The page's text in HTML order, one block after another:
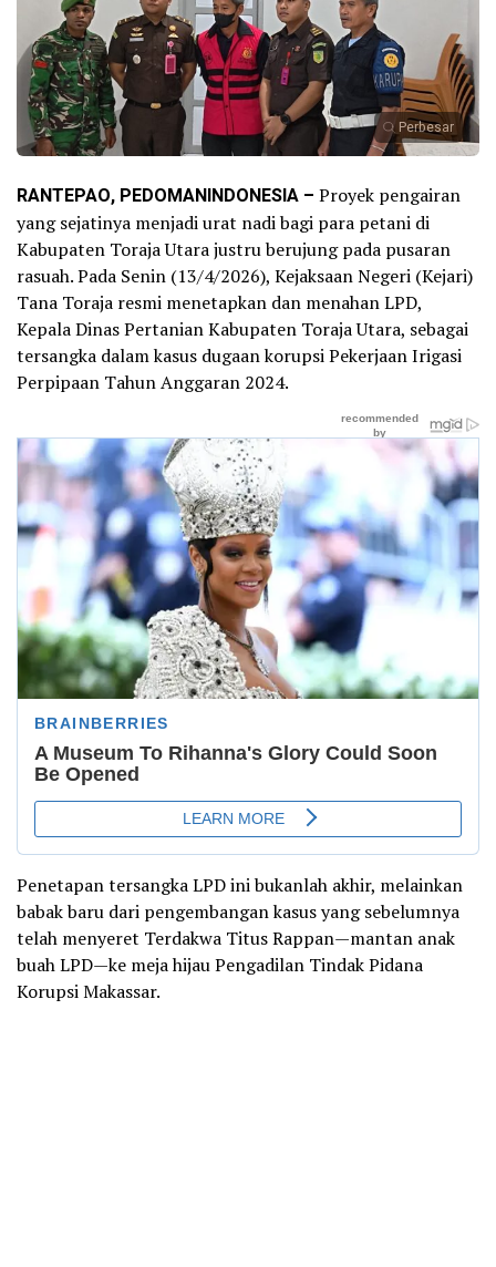
Perbesar
RANTEPAO, PEDOMANINDONESIA – Proyek pengairan
yang sejatinya menjadi urat nadi bagi para petani di
Kabupaten Toraja Utara justru berujung pada pusaran
rasuah. Pada Senin (13/4/2026), Kejaksaan Negeri (Kejari)
Tana Toraja resmi menetapkan dan menahan LPD,
Kepala Dinas Pertanian Kabupaten Toraja Utara, sebagai
tersangka dalam kasus dugaan korupsi Pekerjaan Irigasi
Perpipaan Tahun Anggaran 2024.
Penetapan tersangka LPD ini bukanlah akhir, melainkan
babak baru dari pengembangan kasus yang sebelumnya
telah menyeret Terdakwa Titus Rappan—mantan anak
buah LPD—ke meja hijau Pengadilan Tindak Pidana
Korupsi Makassar.